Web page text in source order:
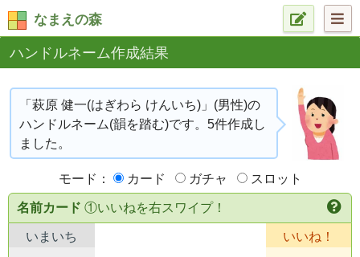
なまえの森
ハンドルネーム作成結果
「萩原 健一(はぎわら けんいち)」(男性)の
ハンドルネーム(韻を踏む)です。5件作成し
ました。
モード： カード ガチャ スロット
名前カード ①いいねを右スワイプ！
いまいち いいね！